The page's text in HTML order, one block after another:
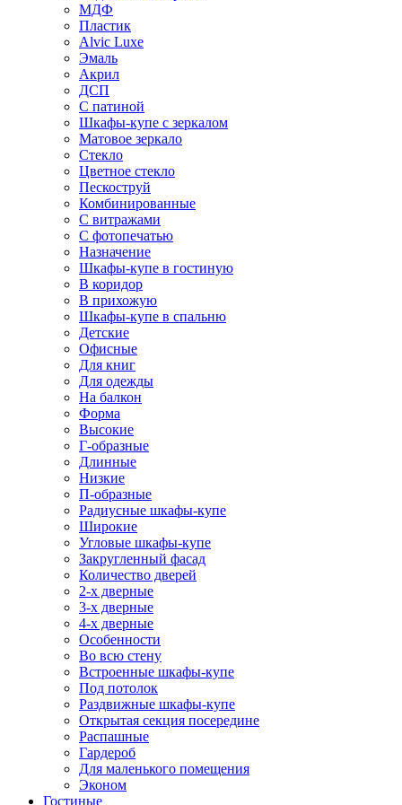
МДФ
Пластик
Alvic Luxe
Эмаль
Акрил
ДСП
С патиной
Шкафы-купе с зеркалом
Матовое зеркало
Стекло
Цветное стекло
Пескоструй
Комбинированные
С витражами
С фотопечатью
Назначение
Шкафы-купе в гостиную
В коридор
В прихожую
Шкафы-купе в спальню
Детские
Офисные
Для книг
Для одежды
На балкон
Форма
Высокие
Г-образные
Длинные
Низкие
П-образные
Радиусные шкафы-купе
Широкие
Угловые шкафы-купе
Закругленный фасад
Количество дверей
2-х дверные
3-х дверные
4-х дверные
Особенности
Во всю стену
Встроенные шкафы-купе
Под потолок
Раздвижные шкафы-купе
Открытая секция посередине
Распашные
Гардероб
Для маленького помещения
Эконом
Гостиные